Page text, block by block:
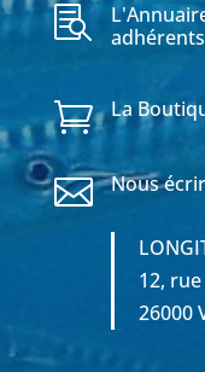

 La
 Nous
12,
26000